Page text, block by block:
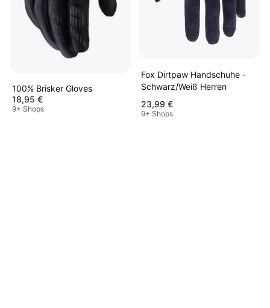
100% Brisker Gloves
18,95 €
9+ Shops
Fox Dirtpaw Handschuhe -
Schwarz/Weiß Herren
23,99 €
9+ Shops